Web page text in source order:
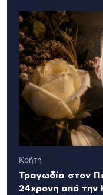
Κρήτη
Τραγωδία στον
24χρονη από την